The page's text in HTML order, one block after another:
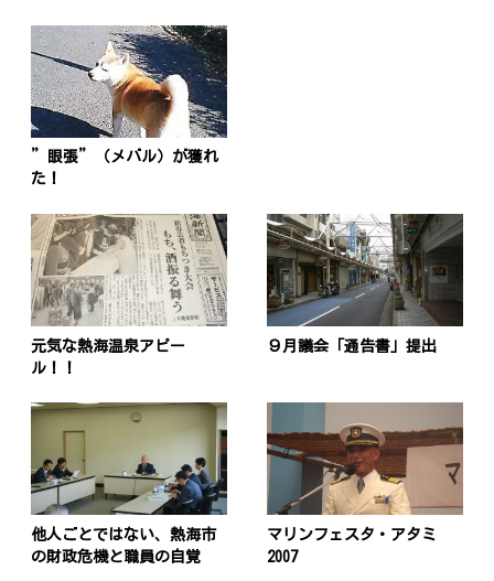
”眼張”（メバル）が獲れ
た！
元気な熱海温泉アピー
ル！！
９月議会「通告書」提出
他人ごとではない、熱海市
の財政危機と職員の自覚
マリンフェスタ・アタミ
2007